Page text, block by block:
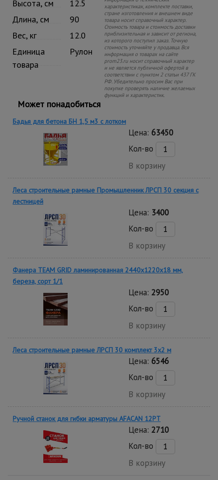
Высота, см
12.5
Длина, см
90
Вес, кг
12.0
Единица
товара
Рулон
характеристиках, комплекте поставки,
стране изготовления и внешнем виде
товара носит справочный характер.
Стоимость товара и стоимость доставки
приблизительная и зависит от региона,
из которого поступил заказ. Точную
стоимость уточняйте у продавца. Вся
информация о товарах на сайте
prom23.ru носит справочный характер
и не является публичной офертой в
соответствии с пунктом 2 статьи 437 ГК
РФ. Убедительно просим Вас при
покупке проверять наличие желаемых
функций и характеристик.
Может понадобиться
Бадья для бетона БН 1,5 м3 с лотком
Цена: 63450
Кол-во
В корзину
Леса строительные рамные Промышленник ЛРСП 30 секция с
лестницей
Цена: 3400
Кол-во
В корзину
Фанера TEAM GRID ламинированная 2440х1220х18 мм,
береза, сорт 1/1
Цена: 2950
Кол-во
В корзину
Леса строительные рамные ЛРСП 30 комплект 3x2 м
Цена: 6546
Кол-во
В корзину
Ручной станок для гибки арматуры AFACAN 12PT
Цена: 2710
Кол-во
В корзину